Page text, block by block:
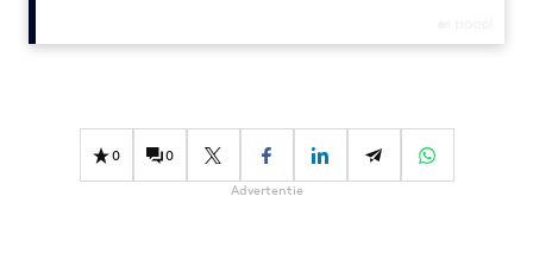
Effectiviteit
0 0
Advertentie